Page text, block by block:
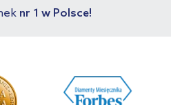
nr 1 w Polsce!